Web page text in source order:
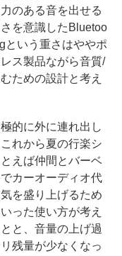
のある音を出せる
を意識したBluetoo
という重さはややポ
ス製品ながら音質/
ための設計と考え
的に外に連れ出し
れから夏の行楽シ
えば仲間とバーベ
カーオーディオ代
を盛り上げるため
った使い方が考え
と、音量の上げ過
残量が少なくなっ